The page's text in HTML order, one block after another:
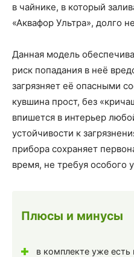
в чайнике, в который
«Аквафор Ультра», долго
Данная модель
риск попадания в неё
загрязняет её опасными
кувшина прост, без
впишется в интерьер
устойчивости к
прибора сохраняет
время, не требуя особого
Плюсы и минусы
в комплекте уже